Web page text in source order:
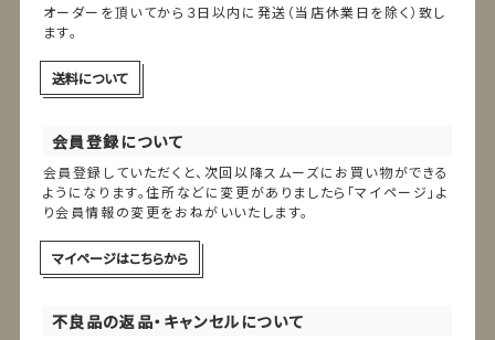
オーダーを頂いてから３日以内に発送（当店休業日を除く）致し
ます。
送料について
会員登録について
会員登録していただくと、次回以降スムーズにお買い物ができる
ようになります。住所などに変更がありましたら「マイページ」よ
り会員情報の変更をおねがいいたします。
マイページはこちらから
不良品の返品・キャンセルについて